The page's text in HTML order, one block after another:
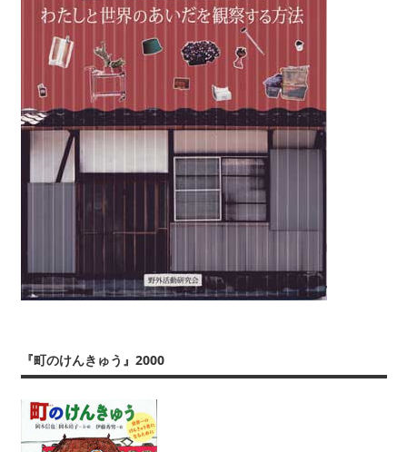
『町のけんきゅう』2000